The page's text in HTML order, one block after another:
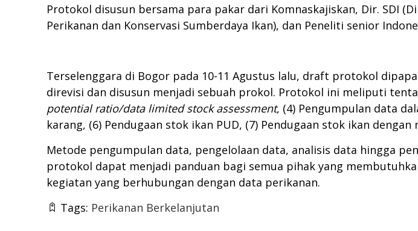
Protokol disusun bersama para pakar dari Komnaskajiskan, Dir. SDI
Perikanan dan Konservasi Sumberdaya Ikan), dan Peneliti senior
Terselenggara di Bogor pada 10-11 Agustus lalu, draft protokol
direvisi dan disusun menjadi sebuah prokol. Protokol ini meliputi
potential ratio/data limited stock assessment, (4) Pengumpulan data
karang, (6) Pendugaan stok ikan PUD, (7) Pendugaan stok ikan
Metode pengumpulan data, pengelolaan data, analisis data hingga
protokol dapat menjadi panduan bagi semua pihak yang
kegiatan yang berhubungan dengan data perikanan.
Tags: Perikanan Berkelanjutan